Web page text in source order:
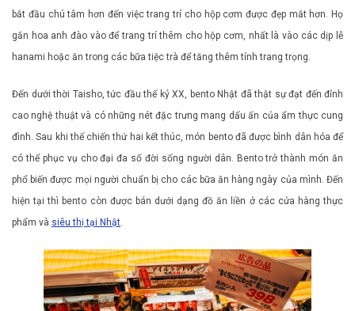
bắt đầu chú tâm hơn đến việc trang trí cho hộp cơm được đẹp mắt hơn. Họ
gắn hoa anh đào vào để trang trí thêm cho hộp cơm, nhất là vào các dịp lễ
hanami hoặc ăn trong các bữa tiệc trà để tăng thêm tính trang trọng.
Đến dưới thời Taisho, tức đầu thế kỷ XX, bento Nhật đã thật sự đạt đến đỉnh
cao nghệ thuật và có những nét đặc trưng mang dấu ấn của ẩm thực cung
đình. Sau khi thế chiến thứ hai kết thúc, món bento đã được bình dân hóa để
có thể phục vụ cho đại đa số đời sống người dân. Bento trở thành món ăn
phổ biến được mọi người chuẩn bị cho các bữa ăn hàng ngày của mình. Đến
hiện tại thì bento còn được bán dưới dạng đồ ăn liền ở các cửa hàng thực
phẩm và siêu thị tại Nhật.